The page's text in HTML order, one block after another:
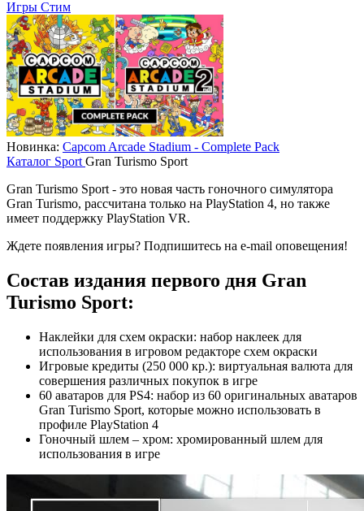
Игры Стим
Новинка: Capcom Arcade Stadium - Complete Pack
Каталог Sport Gran Turismo Sport
Gran Turismo Sport - это новая часть гоночного симулятора
Gran Turismo, рассчитана только на PlayStation 4, но также
имеет поддержку PlayStation VR.
Ждете появления игры? Подпишитесь на e-mail оповещения!
Состав издания первого дня Gran
Turismo Sport:
Наклейки для схем окраски: набор наклеек для
использования в игровом редакторе схем окраски
Игровые кредиты (250 000 кр.): виртуальная валюта для
совершения различных покупок в игре
60 аватаров для PS4: набор из 60 оригинальных аватаров
Gran Turismo Sport, которые можно использовать в
профиле PlayStation 4
Гоночный шлем – хром: хромированный шлем для
использования в игре